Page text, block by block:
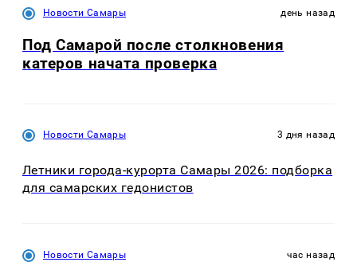
Новости Самары день назад
Под Самарой после столкновения
катеров начата проверка
Новости Самары 3 дня назад
Летники города-курорта Самары 2026: подборка
для самарских гедонистов
Новости Самары час назад